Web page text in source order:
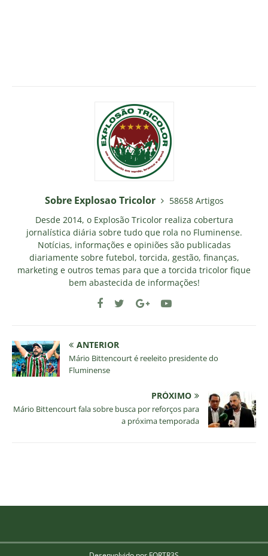
Sobre Explosao Tricolor
58658 Artigos
Desde 2014, o Explosão Tricolor realiza cobertura
jornalística diária sobre tudo que rola no Fluminense.
Notícias, informações e opiniões são publicadas
diariamente sobre futebol, torcida, gestão, finanças,
marketing e outros temas para que a torcida tricolor fique
bem abastecida de informações!
ANTERIOR
Mário Bittencourt é reeleito presidente do
Fluminense
PRÓXIMO
Mário Bittencourt fala sobre busca por reforços para
a próxima temporada